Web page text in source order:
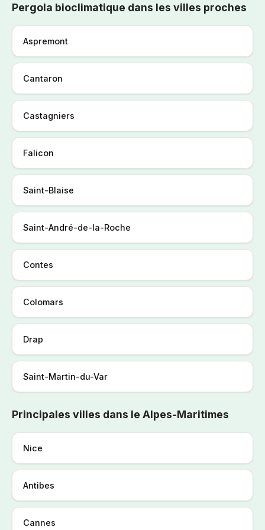
Pergola bioclimatique dans les villes proches
Aspremont
Cantaron
Castagniers
Falicon
Saint-Blaise
Saint-André-de-la-Roche
Contes
Colomars
Drap
Saint-Martin-du-Var
Principales villes dans le Alpes-Maritimes
Nice
Antibes
Cannes